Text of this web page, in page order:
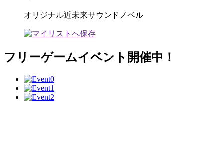
オリジナル近未来サウンドノベル
フリーゲームイベント開催中！